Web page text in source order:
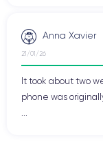
Anna Xavier
21/01/26
It took about two
phone was